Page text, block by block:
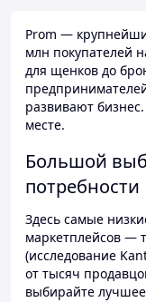
Prom —
млн покупателей
для щенков до
развивают
месте.
Большой
потребности
Здесь самые
маркетплейсов —
(исследование
от тысяч
выбирайте